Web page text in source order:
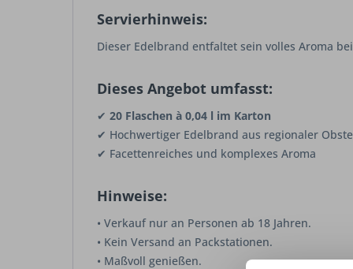
Servierhinweis:
Dieser Edelbrand entfaltet sein volles Aroma
Dieses Angebot umfasst:
✔ 20 Flaschen à 0,04 l im Karton
✔ Hochwertiger Edelbrand aus regionaler
✔ Facettenreiches und komplexes Aroma
Hinweise:
• Verkauf nur an Personen ab 18 Jahren.
• Kein Versand an Packstationen.
• Maßvoll genießen.